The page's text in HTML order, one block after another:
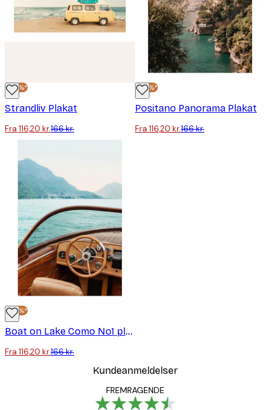
-30%*
Strandliv Plakat
Fra 116,20 kr.166 kr.
-30%*
Positano Panorama Plakat
Fra 116,20 kr.166 kr.
-30%*
Boat on Lake Como No1 plakat
Fra 116,20 kr.166 kr.
Kundeanmeldelser
FREMRAGENDE